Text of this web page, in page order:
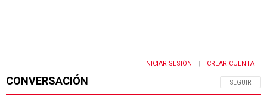
CONVERSACIÓN SIGA ESTA
SEGUIR
INICIAR SESIÓN CREAR CUENTA